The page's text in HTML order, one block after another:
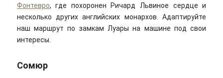
Фонтевро, где похоронен Ричард Львиное сердце и
несколько других английских монархов. Адаптируйте
наш маршрут по замкам Луары на машине под свои
интересы.
Сомюр